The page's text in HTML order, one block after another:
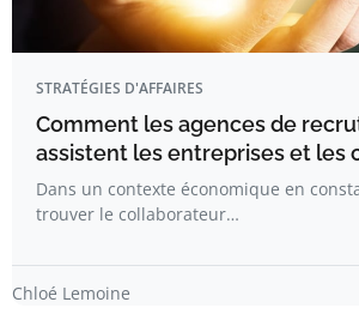
STRATÉGIES D'AFFAIRES
Comment les agences de
assistent les entreprises et les
Dans un contexte économique en
trouver le collaborateur…
Chloé Lemoine